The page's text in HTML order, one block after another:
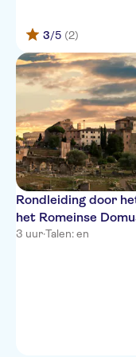
3/5 (2)
Rondleiding door
het Romeinse
3 uur·Talen: en